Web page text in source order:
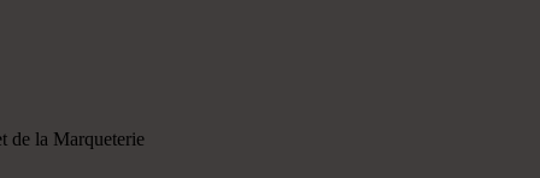
de la Marqueterie